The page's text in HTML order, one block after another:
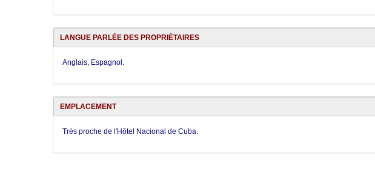
LANGUE PARLÉE DES PROPRIÉTAIRES
Anglais, Espagnol.
EMPLACEMENT
Très proche de l'Hôtel Nacional de Cuba.